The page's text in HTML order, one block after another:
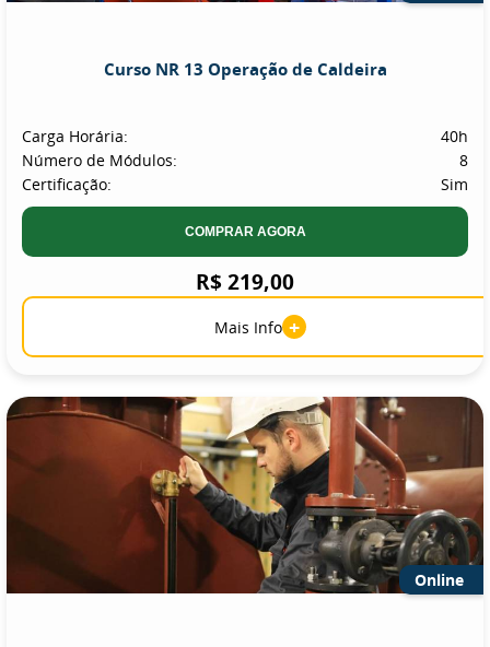
Curso NR 13 Operação de Caldeira
Carga Horária:
40h
Número de Módulos:
8
Certificação:
Sim
COMPRAR AGORA
R$ 219,00
Mais Info +
Online